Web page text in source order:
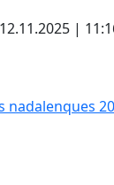
|
nadalenques